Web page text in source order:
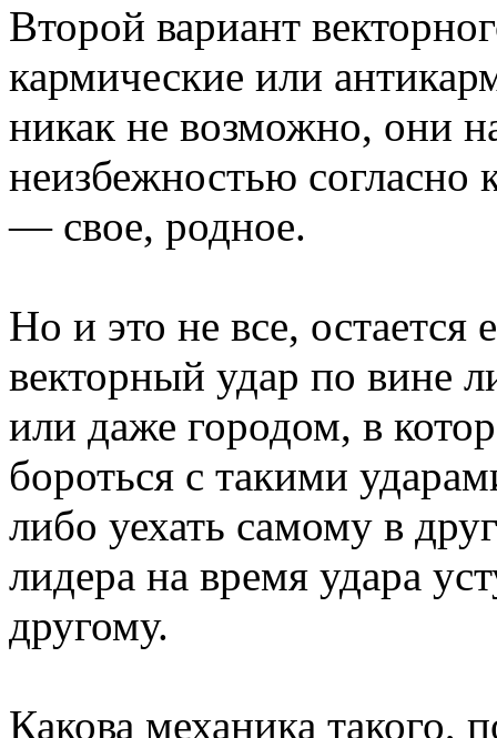
Второй вариант
кармические или
никак не возможно, они
неизбежностью согласно
— свое, родное.
Но и это не все, остается
векторный удар по вине
или даже городом, в
бороться с такими
либо уехать самому в
лидера на время удара
другому.
Какова механика такого,